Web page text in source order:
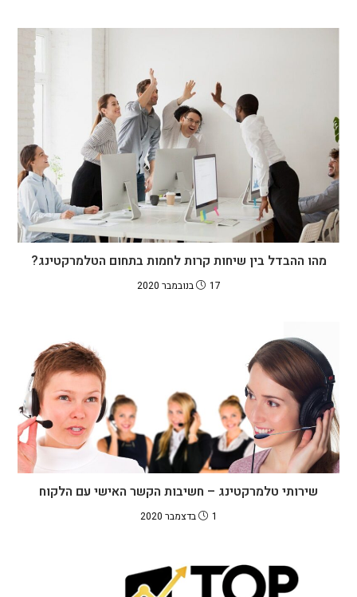
מהו ההבדל בין שיחות קרות לחמות בתחום הטלמרקטינג?
17 בנובמבר 2020
שירותי טלמרקטינג – חשיבות הקשר האישי עם הלקוח
1 בדצמבר 2020